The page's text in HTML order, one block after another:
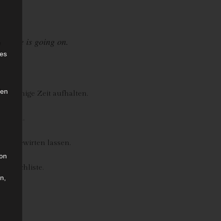
life is going on.
einige Zeit aufhalten.
bewirten lassen.